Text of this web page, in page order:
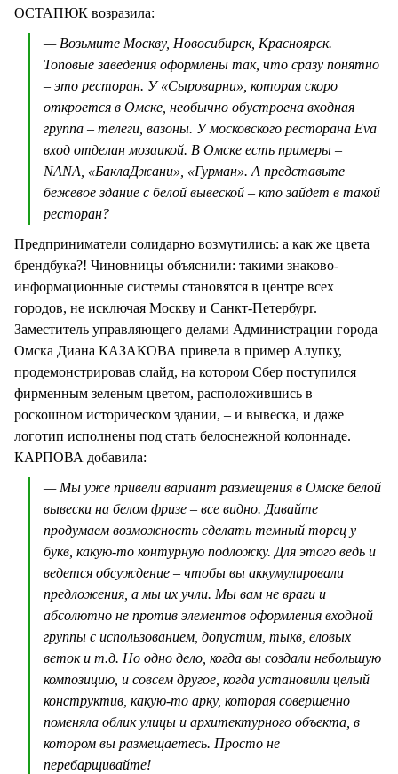
ОСТАПЮК возразила:
— Возьмите Москву, Новосибирск, Красноярск.
Топовые заведения оформлены так, что сразу понятно
– это ресторан. У «Сыроварни», которая скоро
откроется в Омске, необычно обустроена входная
группа – телеги, вазоны. У московского ресторана Eva
вход отделан мозаикой. В Омске есть примеры –
NANA, «БаклаДжани», «Гурман». А представьте
бежевое здание с белой вывеской – кто зайдет в такой
ресторан?
Предприниматели солидарно возмутились: а как же цвета
брендбука?! Чиновницы объяснили: такими знаково-
информационные системы становятся в центре всех
городов, не исключая Москву и Санкт-Петербург.
Заместитель управляющего делами Администрации города
Омска Диана КАЗАКОВА привела в пример Алупку,
продемонстрировав слайд, на котором Сбер поступился
фирменным зеленым цветом, расположившись в
роскошном историческом здании, – и вывеска, и даже
логотип исполнены под стать белоснежной колоннаде.
КАРПОВА добавила:
— Мы уже привели вариант размещения в Омске белой
вывески на белом фризе – все видно. Давайте
продумаем возможность сделать темный торец у
букв, какую-то контурную подложку. Для этого ведь и
ведется обсуждение – чтобы вы аккумулировали
предложения, а мы их учли. Мы вам не враги и
абсолютно не против элементов оформления входной
группы с использованием, допустим, тыкв, еловых
веток и т.д. Но одно дело, когда вы создали небольшую
композицию, и совсем другое, когда установили целый
конструктив, какую-то арку, которая совершенно
поменяла облик улицы и архитектурного объекта, в
котором вы размещаетесь. Просто не
перебарщивайте!